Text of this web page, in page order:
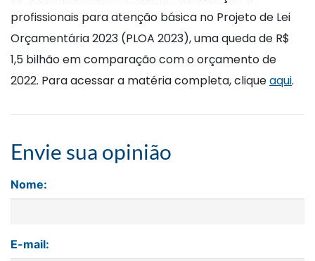
profissionais para atenção básica no Projeto de Lei
Orçamentária 2023 (PLOA 2023), uma queda de R$
1,5 bilhão em comparação com o orçamento de
2022. Para acessar a matéria completa, cliqueaqui.
Envie sua opinião
Nome:
E-mail: